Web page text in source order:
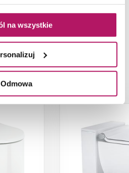
na wszystkie
Odmowa
z EN 1717